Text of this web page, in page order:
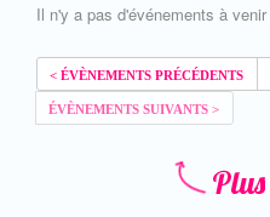
Il n'y a pas d'événements à